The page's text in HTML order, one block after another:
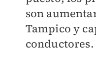
son
Tampico y
conductores.